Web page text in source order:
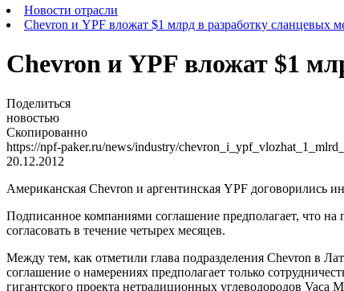
Новости отрасли
Chevron и YPF вложат $1 млрд в разработку сланцевых
Chevron и YPF вложат $1
Поделиться
новостью
Скопированно
https://npf-paker.ru/news/industry/
20.12.2012
Американская Chevron и аргентинская YPF договорились
Подписанное компаниями соглашение предполагает, что
согласовать в течение четырех месяцев.
Между тем, как отметили глава подразделения Chevron в
соглашение о намерениях предполагает только
гигантского проекта нетрадиционных углеводородов Vaca